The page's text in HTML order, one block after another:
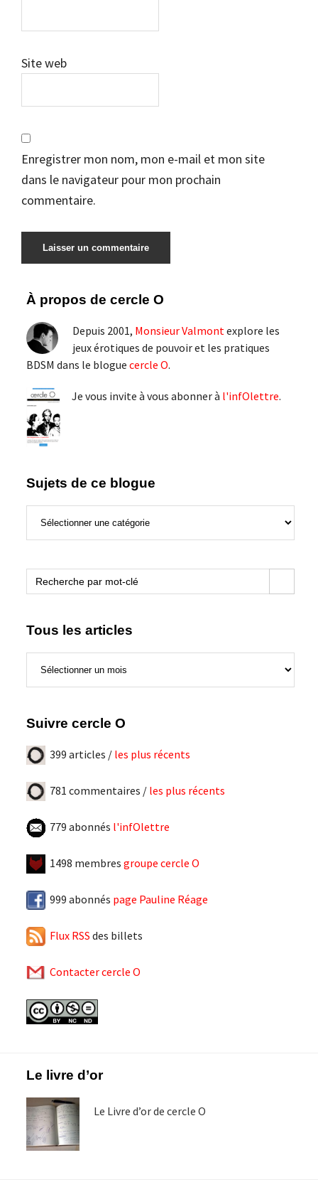
Site web
Enregistrer mon nom, mon e-mail et mon site
dans le navigateur pour mon prochain
commentaire.
Barre
latérale
principale
À propos de cercle O
Depuis 2001, Monsieur Valmontexplore les
jeux érotiques de pouvoir et les pratiques
BDSM dans le blogue cercle O.
Je vous invite à vous abonner à l'infOlettre.
Sujets de ce blogue
Search
for:
Search Button
Tous les articles
Suivre cercle O
399 articles / les plus récents
781 commentaires / les plus récents
779 abonnés l'infOlettre
1498 membres groupe cercle O
999 abonnés page Pauline Réage
Flux RSS des billets
Contacter cercle O
FooterLe livre d’or
Le Livre d’or de cercle O